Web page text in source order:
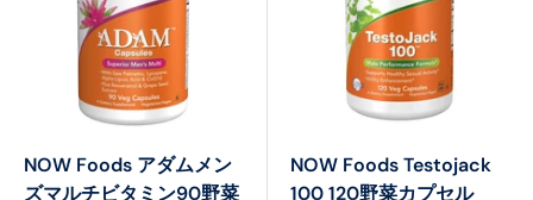
NOW Foods アダムメン
ズマルチビタミン90野菜
NOW Foods Testojack
100 120野菜カプセル